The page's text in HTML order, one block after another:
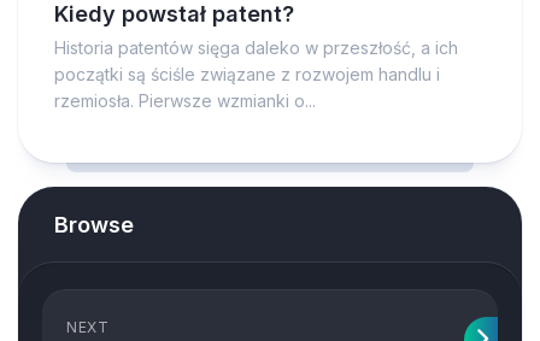
Kiedy powstał patent?
Historia patentów sięga daleko w przeszłość, a ich
początki są ściśle związane z rozwojem handlu i
rzemiosła. Pierwsze wzmianki o...
Browse
NEXT